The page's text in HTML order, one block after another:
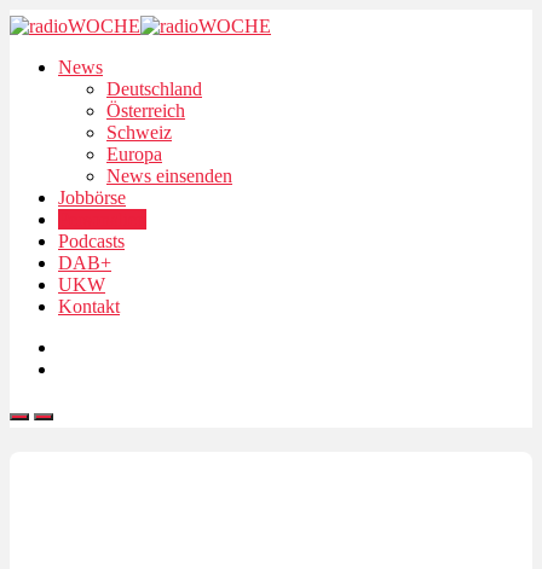
News
Deutschland
Österreich
Schweiz
Europa
News einsenden
Jobbörse
Podcasts
DAB+
UKW
Kontakt